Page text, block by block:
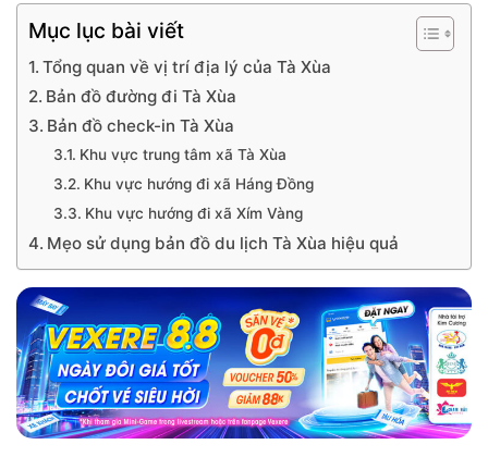
Mục lục bài viết
Tổng quan về vị trí địa lý của Tà Xùa
Bản đồ đường đi Tà Xùa
Bản đồ check-in Tà Xùa
Khu vực trung tâm xã Tà Xùa
Khu vực hướng đi xã Háng Đồng
Khu vực hướng đi xã Xím Vàng
Mẹo sử dụng bản đồ du lịch Tà Xùa hiệu quả